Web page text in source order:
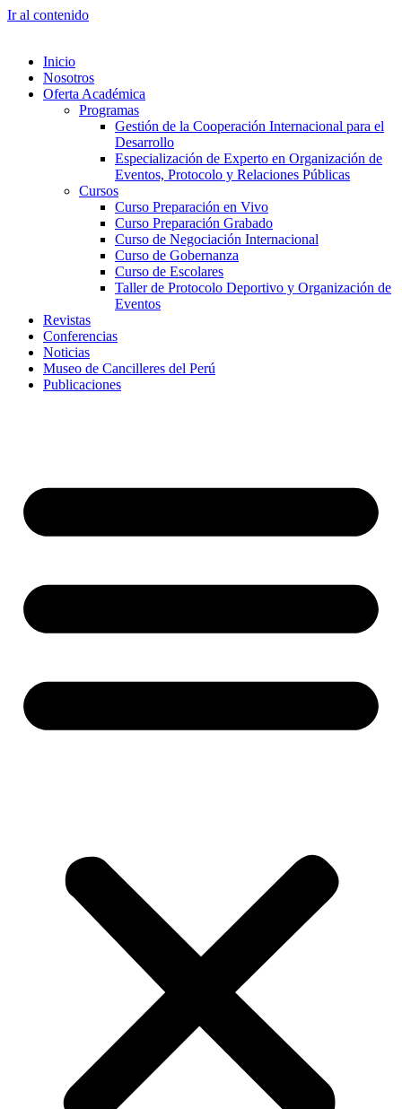
Ir al contenido
Inicio
Nosotros
Oferta Académica
Programas
Gestión de la Cooperación Internacional para el
Desarrollo
Especialización de Experto en Organización de
Eventos, Protocolo y Relaciones Públicas
Cursos
Curso Preparación en Vivo
Curso Preparación Grabado
Curso de Negociación Internacional
Curso de Gobernanza
Curso de Escolares
Taller de Protocolo Deportivo y Organización de
Eventos
Revistas
Conferencias
Noticias
Museo de Cancilleres del Perú
Publicaciones